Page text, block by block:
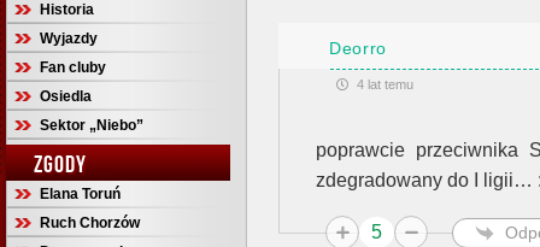
Historia
Wyjazdy
Fan cluby
Osiedla
Sektor „Niebo”
ZGODY
Elana Toruń
Ruch Chorzów
Deorro
4 lat temu
poprawcie przeciwnika
zdegradowany do I ligii…
5